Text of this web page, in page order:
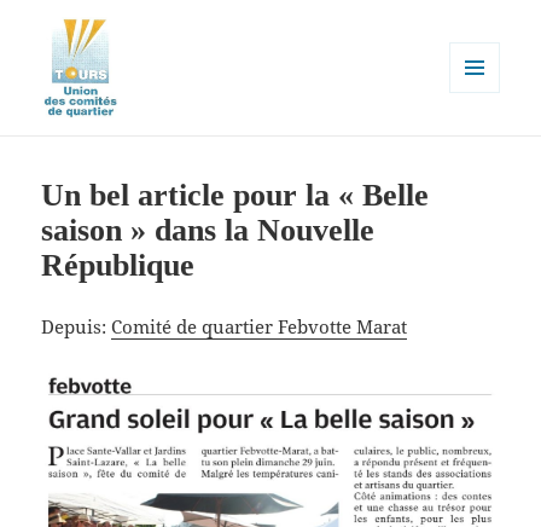
ville de Tours
Un bel article pour la « Belle
saison » dans la Nouvelle
République
Depuis:Comité de quartier Febvotte Marat